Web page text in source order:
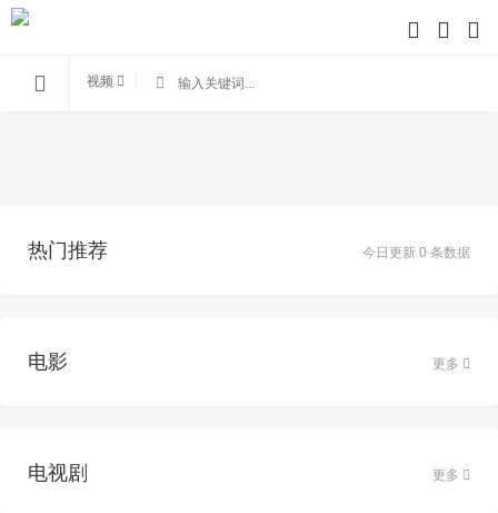
视频
今日更新 0 条数据
热门推荐
电影 更多
电视剧 更多